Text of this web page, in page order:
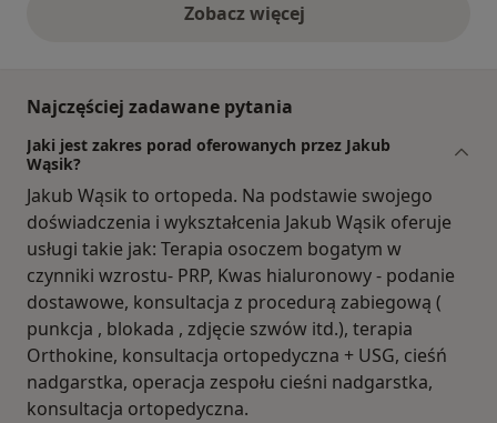
Zobacz więcejopinie powyżej
Najczęściej zadawane pytania
Jaki jest zakres porad oferowanych przez Jakub
Wąsik?
Jakub Wąsik to ortopeda. Na podstawie swojego
doświadczenia i wykształcenia Jakub Wąsik oferuje
usługi takie jak: Terapia osoczem bogatym w
czynniki wzrostu- PRP, Kwas hialuronowy - podanie
dostawowe, konsultacja z procedurą zabiegową (
punkcja , blokada , zdjęcie szwów itd.), terapia
Orthokine, konsultacja ortopedyczna + USG, cieśń
nadgarstka, operacja zespołu cieśni nadgarstka,
konsultacja ortopedyczna.